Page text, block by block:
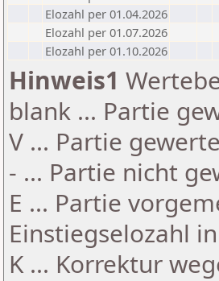
Elozahl per 01.04.2026
Elozahl per 01.07.2026
Elozahl per 01.10.2026
Hinweis1
blank ... Partie
V ... Partie
- ... Partie nicht
E ... Partie
Einstiegselozahl
K ... Korrektur